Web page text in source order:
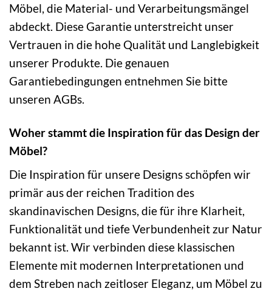
Möbel, die Material- und Verarbeitungsmängel
abdeckt. Diese Garantie unterstreicht unser
Vertrauen in die hohe Qualität und Langlebigkeit
unserer Produkte. Die genauen
Garantiebedingungen entnehmen Sie bitte
unseren AGBs.
Woher stammt die Inspiration für das Design der
Möbel?
Die Inspiration für unsere Designs schöpfen wir
primär aus der reichen Tradition des
skandinavischen Designs, die für ihre Klarheit,
Funktionalität und tiefe Verbundenheit zur Natur
bekannt ist. Wir verbinden diese klassischen
Elemente mit modernen Interpretationen und
dem Streben nach zeitloser Eleganz, um Möbel zu